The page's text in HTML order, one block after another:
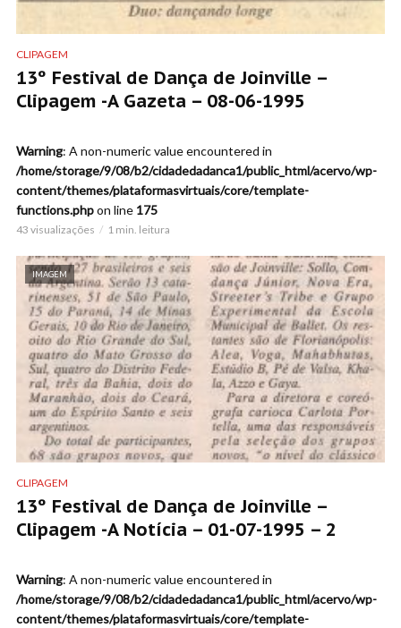
CLIPAGEM
13º Festival de Dança de Joinville –
Clipagem -A Gazeta – 08-06-1995
Warning: A non-numeric value encountered in
/home/storage/9/08/b2/cidadedadanca1/public_html/acervo/wp-
content/themes/plataformasvirtuais/core/template-
functions.phpon line 175
43 visualizações 1 min. leitura
IMAGEM
CLIPAGEM
13º Festival de Dança de Joinville –
Clipagem -A Notícia – 01-07-1995 – 2
Warning: A non-numeric value encountered in
/home/storage/9/08/b2/cidadedadanca1/public_html/acervo/wp-
content/themes/plataformasvirtuais/core/template-